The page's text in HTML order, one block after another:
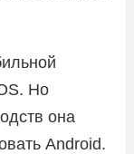
Но
она
Android.